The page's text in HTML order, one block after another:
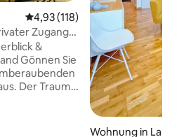
Durchschnittliche Bewertung:
4,93 (118)
Zugang
&
Gönnen Sie
Der Traum
Wohnung in La